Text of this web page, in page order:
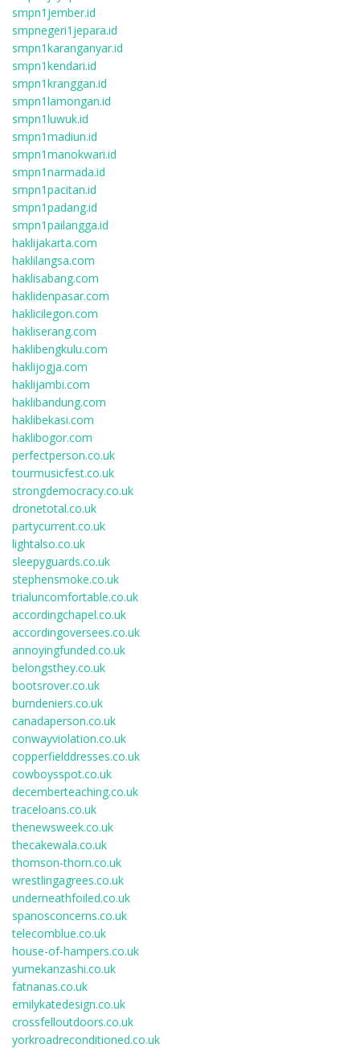
smpn1jember.id
smpnegeri1jepara.id
smpn1karanganyar.id
smpn1kendari.id
smpn1kranggan.id
smpn1lamongan.id
smpn1luwuk.id
smpn1madiun.id
smpn1manokwari.id
smpn1narmada.id
smpn1pacitan.id
smpn1padang.id
smpn1pailangga.id
haklijakarta.com
haklilangsa.com
haklisabang.com
haklidenpasar.com
haklicilegon.com
hakliserang.com
haklibengkulu.com
haklijogja.com
haklijambi.com
haklibandung.com
haklibekasi.com
haklibogor.com
perfectperson.co.uk
tourmusicfest.co.uk
strongdemocracy.co.uk
dronetotal.co.uk
partycurrent.co.uk
lightalso.co.uk
sleepyguards.co.uk
stephensmoke.co.uk
trialuncomfortable.co.uk
accordingchapel.co.uk
accordingoversees.co.uk
annoyingfunded.co.uk
belongsthey.co.uk
bootsrover.co.uk
burndeniers.co.uk
canadaperson.co.uk
conwayviolation.co.uk
copperfielddresses.co.uk
cowboysspot.co.uk
decemberteaching.co.uk
traceloans.co.uk
thenewsweek.co.uk
thecakewala.co.uk
thomson-thorn.co.uk
wrestlingagrees.co.uk
underneathfoiled.co.uk
spanosconcerns.co.uk
telecomblue.co.uk
house-of-hampers.co.uk
yumekanzashi.co.uk
fatnanas.co.uk
emilykatedesign.co.uk
crossfelloutdoors.co.uk
yorkroadreconditioned.co.uk